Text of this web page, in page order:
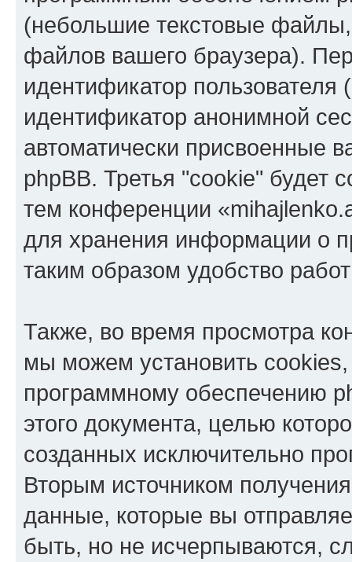
(небольшие текстовые
файлов вашего браузера).
идентификатор
идентификатор анонимной
автоматически присвоенные
phpBB. Третья "cookie" будет
тем конференции
для хранения информации о
таким образом удобство
Также, во время просмотра
мы можем установить
программному обеспечению
этого документа, целью
созданных исключительно
Вторым источником
данные, которые вы
быть, но не исчерпываются,